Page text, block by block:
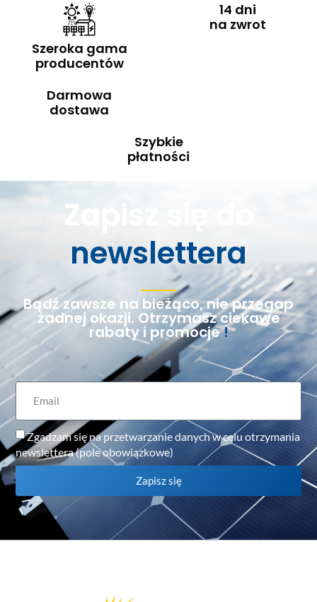
Szeroka gama
producentów
14 dni
na zwrot
Darmowa
dostawa
Szybkie
płatności
Zapisz się do
newslettera
Bądź zawsze na bieżąco, nie przegap
żadnej okazji. Otrzymasz ciekawe
rabaty i promocje!
Zgadzam się na przetwarzanie danych w celu otrzymania
newslettera (pole obowiązkowe)
Zapisz się